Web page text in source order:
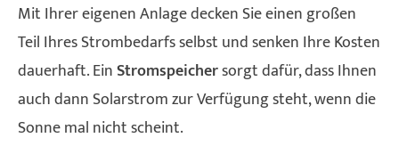
Mit Ihrer eigenen Anlage decken Sie einen großen
Teil Ihres Strombedarfs selbst und senken Ihre Kosten
dauerhaft. EinStromspeichersorgt dafür, dass Ihnen
auch dann Solarstrom zur Verfügung steht, wenn die
Sonne mal nicht scheint.